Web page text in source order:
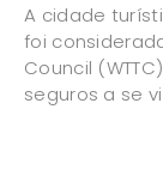
A cidade
foi
Council
seguros a se